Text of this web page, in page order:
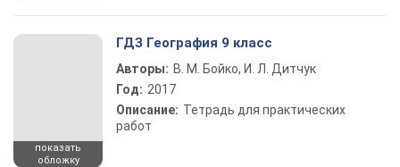
показать
обложку
ГДЗ География 9 класс
Авторы: В. М. Бойко, И. Л. Дитчук
Год: 2017
Описание: Тетрадь для практических
работ